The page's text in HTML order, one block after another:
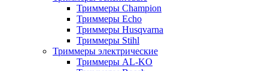
Триммеры Champion
Триммеры Echo
Триммеры Husqvarna
Триммеры Stihl
Триммеры электрические
Триммеры AL-KO